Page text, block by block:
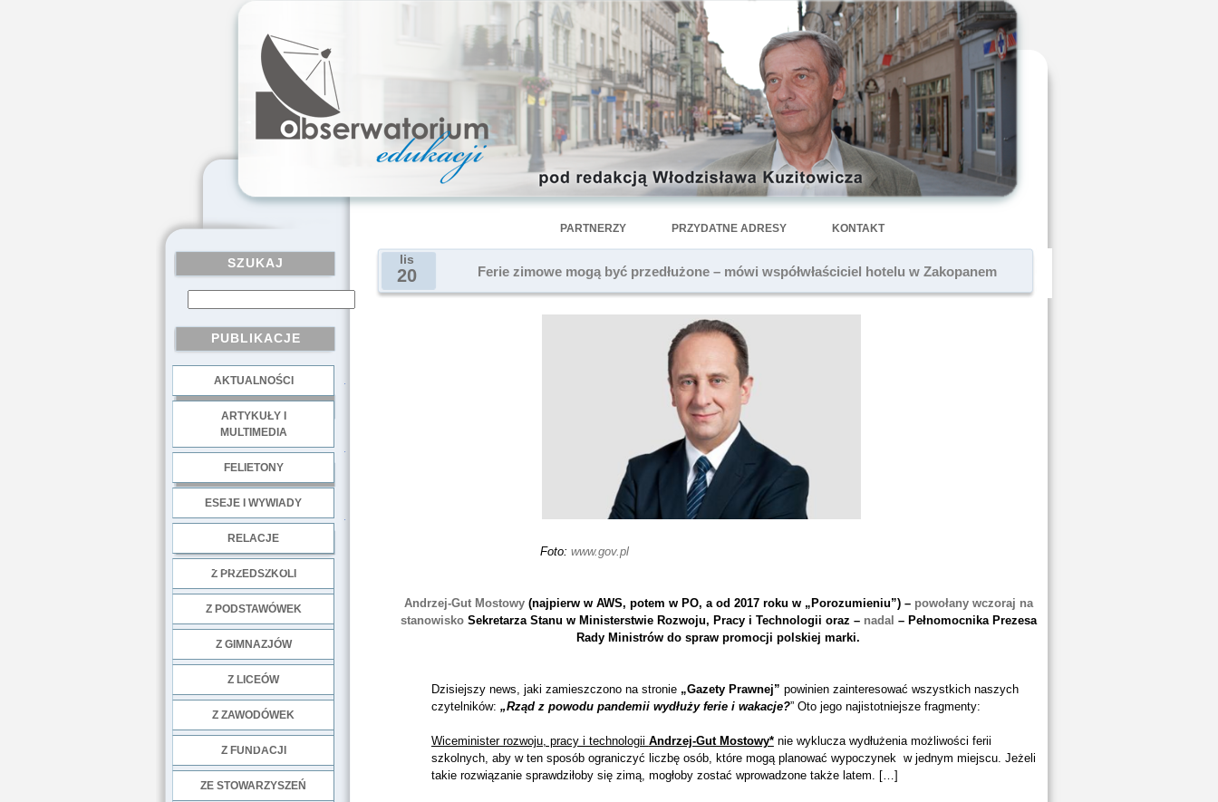
PARTNERZY PRZYDATNE ADRESY KONTAKT
SZUKAJ
PUBLIKACJE
AKTUALNOŚCI
ARTYKUŁY I
MULTIMEDIA
FELIETONY
ESEJE I WYWIADY
RELACJE
Z PRZEDSZKOLI
Z PODSTAWÓWEK
Z GIMNAZJÓW
Z LICEÓW
Z ZAWODÓWEK
Z FUNDACJI
ZE STOWARZYSZEŃ
lis
20 Ferie zimowe mogą być przedłużone – mówi współwłaściciel hotelu w Zakopanem
Foto: www.gov.pl
Andrzej-Gut Mostowy(najpierw w AWS, potem w PO, a od 2017 roku w „Porozumieniu”) – powołany wczoraj na
stanowisko Sekretarza Stanu w Ministerstwie Rozwoju, Pracy i Technologii oraz – nadal – Pełnomocnika Prezesa
Rady Ministrów do spraw promocji polskiej marki.
Dzisiejszy news, jaki zamieszczono na stronie„Gazety Prawnej” powinien zainteresować wszystkich naszych
czytelników: „Rząd z powodu pandemii wydłuży ferie i wakacje?” Oto jego najistotniejsze fragmenty:
Wiceminister rozwoju, pracy i technologii Andrzej-Gut Mostowy*nie wyklucza wydłużenia możliwości ferii
szkolnych, aby w ten sposób ograniczyć liczbę osób, które mogą planować wypoczynek w jednym miejscu. Jeżeli
takie rozwiązanie sprawdziłoby się zimą, mogłoby zostać wprowadzone także latem. […]